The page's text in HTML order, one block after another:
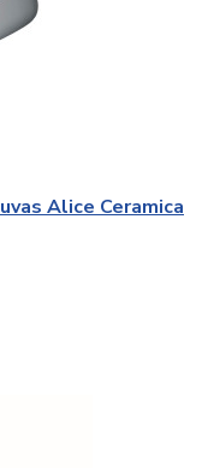
Alice Ceramica